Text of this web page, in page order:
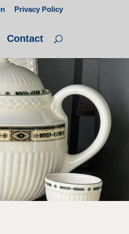
Privacy Policy
Contact